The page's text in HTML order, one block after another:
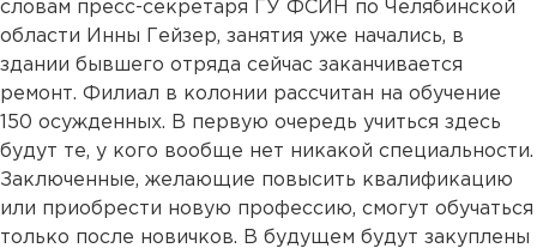
словам пресс-секретаря ГУ ФСИН по Челябинской
области Инны Гейзер, занятия уже начались, в
здании бывшего отряда сейчас заканчивается
ремонт. Филиал в колонии рассчитан на обучение
150 осужденных. В первую очередь учиться здесь
будут те, у кого вообще нет никакой специальности.
Заключенные, желающие повысить квалификацию
или приобрести новую профессию, смогут обучаться
только после новичков. В будущем будут закуплены